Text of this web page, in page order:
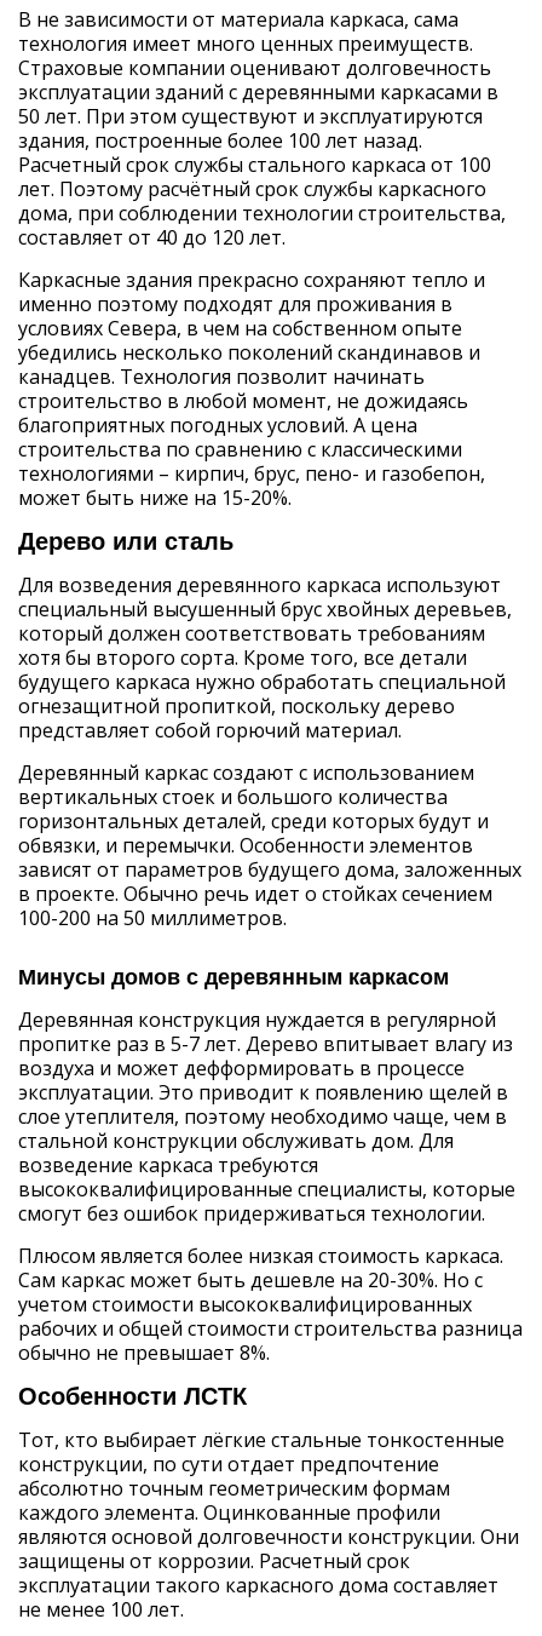
В не зависимости от материала каркаса, сама
технология имеет много ценных преимуществ.
Страховые компании оценивают долговечность
эксплуатации зданий с деревянными каркасами в
50 лет. При этом существуют и эксплуатируются
здания, построенные более 100 лет назад.
Расчетный срок службы стального каркаса от 100
лет. Поэтому расчётный срок службы каркасного
дома, при соблюдении технологии строительства,
составляет от 40 до 120 лет.
Каркасные здания прекрасно сохраняют тепло и
именно поэтому подходят для проживания в
условиях Севера, в чем на собственном опыте
убедились несколько поколений скандинавов и
канадцев. Технология позволит начинать
строительство в любой момент, не дожидаясь
благоприятных погодных условий. А цена
строительства по сравнению с классическими
технологиями – кирпич, брус, пено- и газобепон,
может быть ниже на 15-20%.
Дерево или сталь
Для возведения деревянного каркаса используют
специальный высушенный брус хвойных деревьев,
который должен соответствовать требованиям
хотя бы второго сорта. Кроме того, все детали
будущего каркаса нужно обработать специальной
огнезащитной пропиткой, поскольку дерево
представляет собой горючий материал.
Деревянный каркас создают с использованием
вертикальных стоек и большого количества
горизонтальных деталей, среди которых будут и
обвязки, и перемычки. Особенности элементов
зависят от параметров будущего дома, заложенных
в проекте. Обычно речь идет о стойках сечением
100-200 на 50 миллиметров.
Минусы домов с деревянным каркасом
Деревянная конструкция нуждается в регулярной
пропитке раз в 5-7 лет. Дерево впитывает влагу из
воздуха и может дефформировать в процессе
эксплуатации. Это приводит к появлению щелей в
слое утеплителя, поэтому необходимо чаще, чем в
стальной конструкции обслуживать дом. Для
возведение каркаса требуются
высококвалифицированные специалисты, которые
смогут без ошибок придерживаться технологии.
Плюсом является более низкая стоимость каркаса.
Сам каркас может быть дешевле на 20-30%. Но с
учетом стоимости высококвалифицированных
рабочих и общей стоимости строительства разница
обычно не превышает 8%.
Особенности ЛСТК
Тот, кто выбирает лёгкие стальные тонкостенные
конструкции, по сути отдает предпочтение
абсолютно точным геометрическим формам
каждого элемента. Оцинкованные профили
являются основой долговечности конструкции. Они
защищены от коррозии. Расчетный срок
эксплуатации такого каркасного дома составляет
не менее 100 лет.